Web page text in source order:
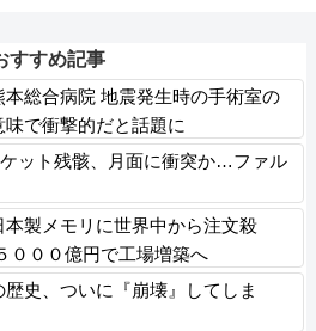
すすめ記事
本総合病院 地震発生時の手術室の
で衝撃的だと話題に
ット残骸、月面に衝突か…ファル
本製メモリに世界中から注文殺
０００億円で工場増築へ
歴史、ついに『崩壊』してしま